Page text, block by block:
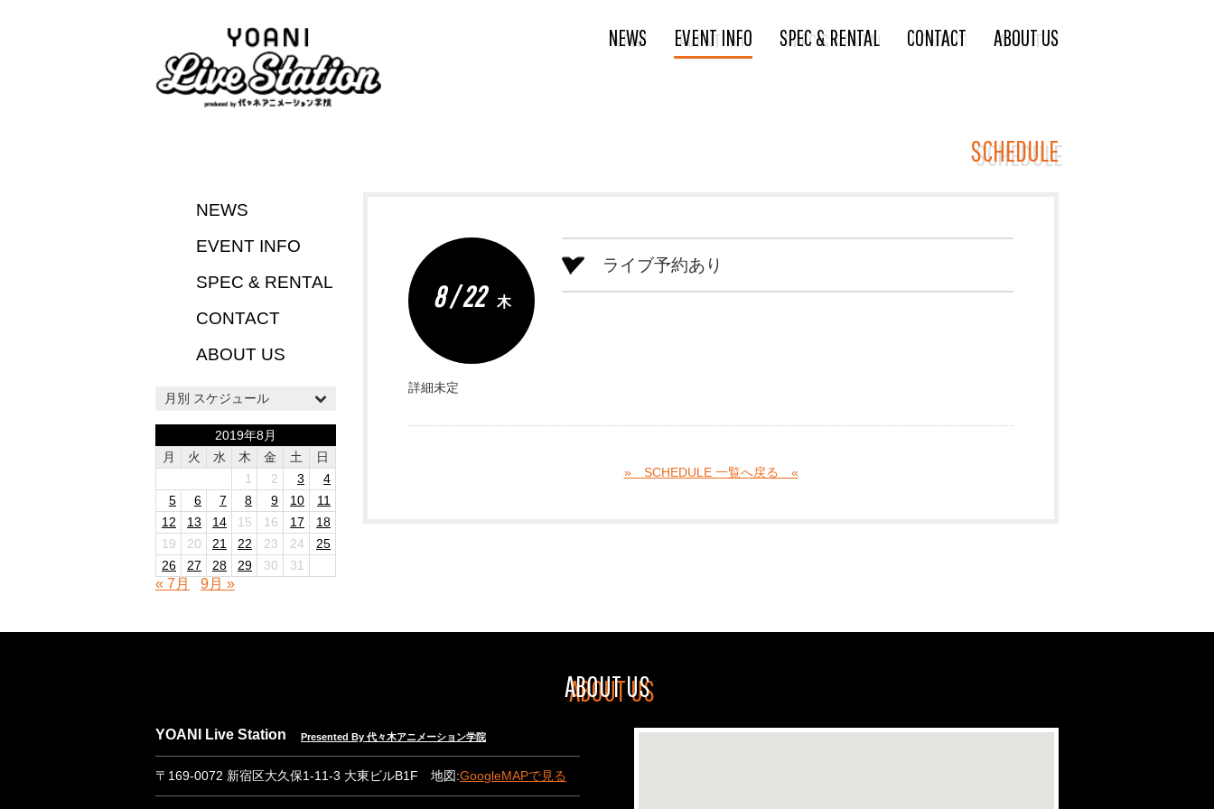
NEWS EVENT INFO SPEC & RENTAL CONTACT ABOUT US
SCHEDULE
NEWS
EVENT INFO
SPEC & RENTAL
CONTACT
ABOUT US
月別 スケジュール
2019年8月
月
火 水 木 金 土
日
1
2 3
4
5
6 7 8 9 10
11
12
13 14 15 16 17
18
19
20 21 22 23 24
25
26
27 28 29 30 31
« 7月 9月 »
8 / 22 木
ライブ予約あり
詳細未定
» SCHEDULE 一覧へ戻る «
ABOUT US
YOANI Live Station Presented By 代々木アニメーション学院
〒169-0072 新宿区大久保1-11-3 大東ビルB1F 地図:GoogleMAPで見る